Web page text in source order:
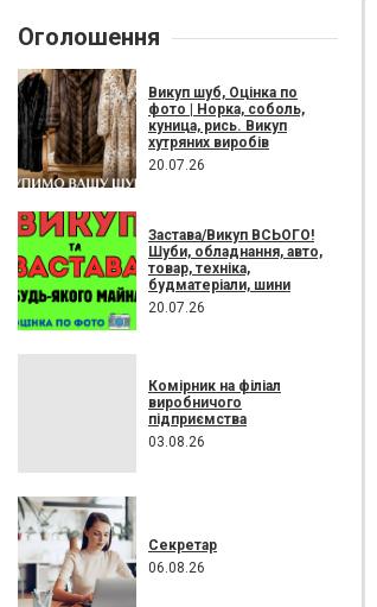
Оголошення
Викуп шуб, Оцінка по
фото | Норка, соболь,
куница, рись. Викуп
хутряних виробів
20.07.26
Застава/Викуп ВСЬОГО!
Шуби, обладнання, авто,
товар, техніка,
будматеріали, шини
20.07.26
Комірник на філіал
виробничого
підприємства
03.08.26
Секретар
06.08.26